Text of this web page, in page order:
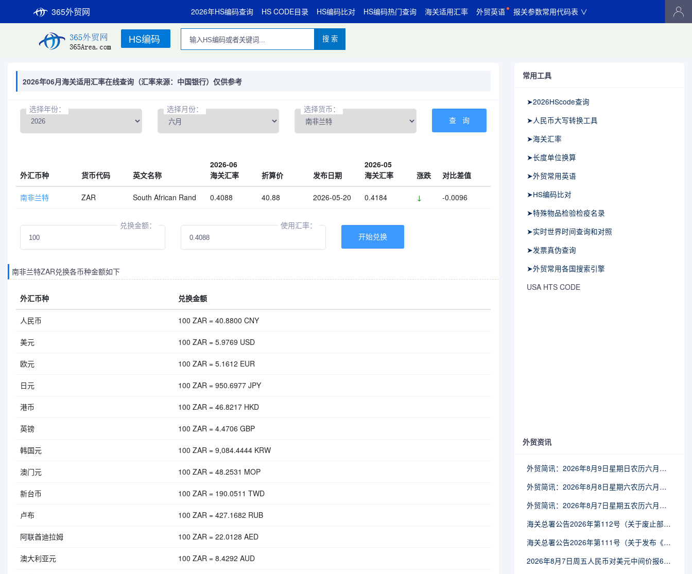
365外贸网 2026年HS编码查询 HS CODE目录 HS编码比对 HS编码热门查询 海关适用汇率 外贸英语 报关参数常用代码表 ∨
HS编码 搜 索
2026年06月海关适用汇率在线查询（汇率来源：中国银行）仅供参考
选择年份： 选择月份： 选择货币：
外汇币种 货币代码 英文名称
2026-06
海关汇率
折算价 发布日期
2026-05
海关汇率
涨跌 对比差值
南非兰特 ZAR South African Rand 0.4088 40.88 2026-05-20 0.4184 ↓ -0.0096
兑换金额： 使用汇率：
南非兰特ZAR兑换各币种金额如下
外汇币种 兑换金额
人民币 100 ZAR = 40.8800 CNY
美元 100 ZAR = 5.9769 USD
欧元 100 ZAR = 5.1612 EUR
日元 100 ZAR = 950.6977 JPY
港币 100 ZAR = 46.8217 HKD
英镑 100 ZAR = 4.4706 GBP
韩国元 100 ZAR = 9,084.4444 KRW
澳门元 100 ZAR = 48.2531 MOP
新台币 100 ZAR = 190.0511 TWD
卢布 100 ZAR = 427.1682 RUB
阿联酋迪拉姆 100 ZAR = 22.0128 AED
澳大利亚元 100 ZAR = 8.4292 AUD
常用工具
➤2026HScode查询
➤人民币大写转换工具
➤海关汇率
➤长度单位换算
➤外贸常用英语
➤HS编码比对
➤特殊物品检验检疫名录
➤实时世界时间查询和对照
➤发票真伪查询
➤外贸常用各国搜索引擎
USA HTS CODE
外贸资讯
外贸简讯：2026年8月9日星期日农历六月廿七
外贸简讯：2026年8月8日星期六农历六月廿六
外贸简讯：2026年8月7日星期五农历六月廿五
海关总署公告2026年第112号（关于废止部分卫生检疫类规范性文件的公告）
海关总署公告2026年第111号（关于发布《进出境动植物检疫处理监督管理工作规定》《进出境卫生处理监督管理工作规定》的公告）
2026年8月7日周五人民币对美元中间价报6.7904调贬9个基点